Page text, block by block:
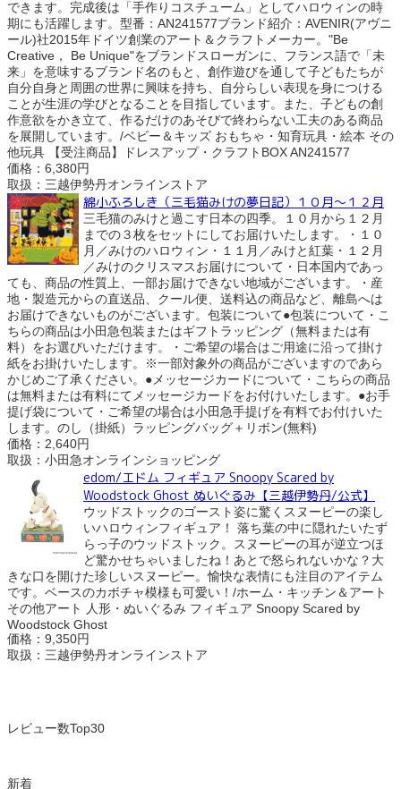
できます。完成後は「手作りコスチューム」としてハロウィンの時
期にも活躍します。型番：AN241577ブランド紹介：AVENIR(アヴニ
ール)社2015年ドイツ創業のアート＆クラフトメーカー。"Be
Creative， Be Unique"をブランドスローガンに、フランス語で「未
来」を意味するブランド名のもと、創作遊びを通して子どもたちが
自分自身と周囲の世界に興味を持ち、自分らしい表現を身につける
ことが生涯の学びとなることを目指しています。また、子どもの創
作意欲をかき立て、作るだけのあそびで終わらない工夫のある商品
を展開しています。/ベビー＆キッズ おもちゃ・知育玩具・絵本 その
他玩具 【受注商品】ドレスアップ・クラフトBOX AN241577
価格：6,380円
取扱：三越伊勢丹オンラインストア
綿小ふろしき（三毛猫みけの夢日記）１０月～１２月
三毛猫のみけと過こす日本の四季。１０月から１２月
までの３枚をセットにしてお届けいたします。・１０
月／みけのハロウィン・１１月／みけと紅葉・１２月
／みけのクリスマスお届けについて・日本国内であっ
ても、商品の性質上、一部お届けできない地域がございます。・産
地・製造元からの直送品、クール便、送料込の商品など、離島へは
お届けできないものがございます。包装について●包装について・こ
ちらの商品は小田急包装またはギフトラッピング（無料または有
料）をお選びいただけます。・ご希望の場合はご用途に沿って掛け
紙をお掛けいたします。※一部対象外の商品がございますのであら
かじめご了承ください。●メッセージカードについて・こちらの商品
は無料または有料にてメッセージカードをお付けいたします。●お手
提げ袋について・ご希望の場合は小田急手提げを有料でお付けいた
します。のし（掛紙）ラッピングバッグ＋リボン(無料)
価格：2,640円
取扱：小田急オンラインショッピング
edom/エドム フィギュア Snoopy Scared by
Woodstock Ghost ぬいぐるみ【三越伊勢丹/公式】
ウッドストックのゴースト姿に驚くスヌーピーの楽し
いハロウィンフィギュア！ 落ち葉の中に隠れたいたず
らっ子のウッドストック。スヌーピーの耳が逆立つほ
ど驚かせちゃいましたね！あとで怒られないかな？大
きな口を開けた珍しいスヌーピー。愉快な表情にも注目のアイテム
です。ベースのカボチャ模様も可愛い！/ホーム・キッチン＆アート
その他アート 人形・ぬいぐるみ フィギュア Snoopy Scared by
Woodstock Ghost
価格：9,350円
取扱：三越伊勢丹オンラインストア
レビュー数Top30
新着